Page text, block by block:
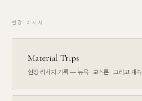
현장 리서치
Material Trips
현장 리서치 기록 — 뉴욕 · 보스톤 · 그리고 계속